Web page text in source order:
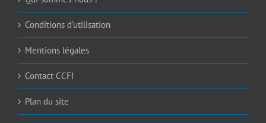
Conditions d’utilisation
Mentions légales
Contact CCFI
Plan du site